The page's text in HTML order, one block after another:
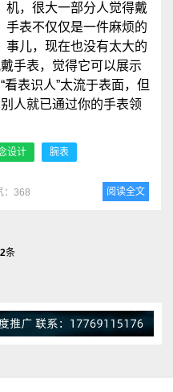
机，很大一部分人觉得戴
手表不仅仅是一件麻烦的
事儿，现在也没有太大的
手表，觉得它可以展示
表识人”太流于表面，但
人就已通过你的手表领
设计 腕表
：368 阅读全文
2条